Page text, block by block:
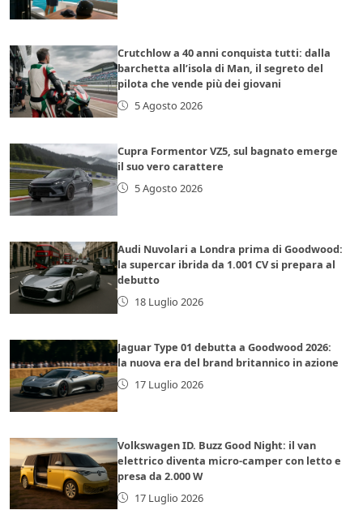
Crutchlow a 40 anni conquista tutti: dalla
barchetta all’isola di Man, il segreto del
pilota che vende più dei giovani
5 Agosto 2026
Cupra Formentor VZ5, sul bagnato emerge
il suo vero carattere
5 Agosto 2026
Audi Nuvolari a Londra prima di Goodwood:
la supercar ibrida da 1.001 CV si prepara al
debutto
18 Luglio 2026
Jaguar Type 01 debutta a Goodwood 2026:
la nuova era del brand britannico in azione
17 Luglio 2026
Volkswagen ID. Buzz Good Night: il van
elettrico diventa micro-camper con letto e
presa da 2.000 W
17 Luglio 2026